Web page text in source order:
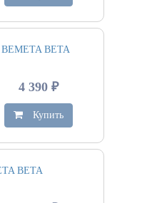
BEMETA BETA
4 390 ₽
Купить
BETA